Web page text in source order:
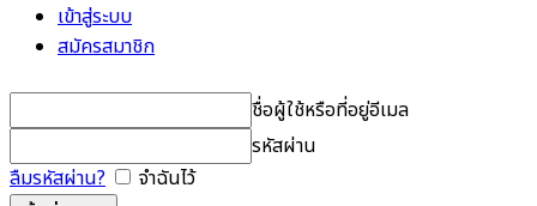
เข้าสู่ระบบ
สมัครสมาชิก
ชื่อผู้ใช้หรือที่อยู่อีเมล
รหัสผ่าน
ลืมรหัสผ่าน?
จำฉันไว้